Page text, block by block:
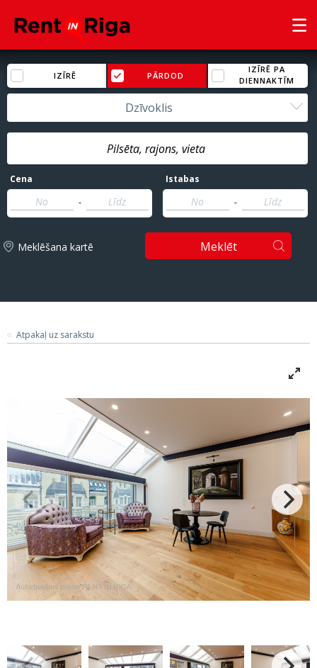
IZĪRĒ PĀRDOD
IZĪRĒ PA
DIENNAKTĪM
Dzīvoklis
Cena
-
Istabas
-
Meklēšana kartē Meklēt
Atpakaļ uz sarakstu